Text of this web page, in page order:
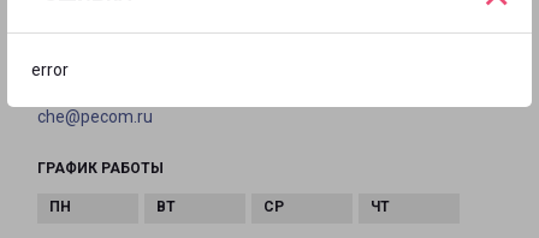
error
+7(8202) 490-449
che@pecom.ru
ГРАФИК РАБОТЫ